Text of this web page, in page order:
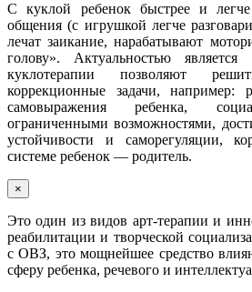
С куклой ребенок быстрее и легче
общения (с игрушкой легче
лечат заикание, нарабатывают
голову». Актуальностью
куклотерапии позволяют
коррекционные задачи, например:
самовыражения ребенка,
ограниченными возможностями,
устойчивости и саморегуляции,
системе ребенок — родитель.
×
Это один из видов арт-терапии и
реабилитации и творческой
с ОВЗ, это мощнейшее средство
сферу ребенка, речевого и